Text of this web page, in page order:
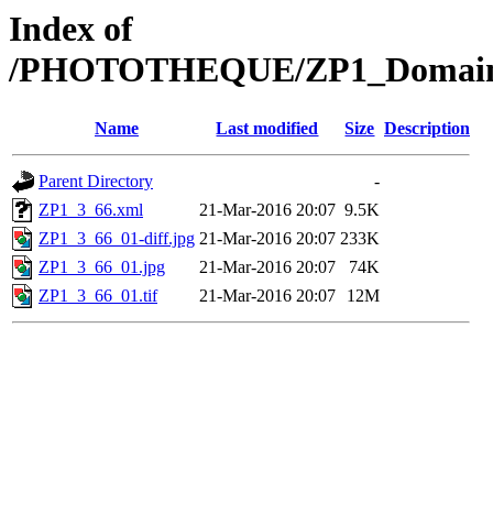
Index of
/PHOTOTHEQUE/
Name Last modified Size Description
Parent Directory
-
ZP1_3_66.xml
21-Mar-2016 20:07 9.5K
ZP1_3_66_01-diff.jpg 21-Mar-2016 20:07 233K
ZP1_3_66_01.jpg
21-Mar-2016 20:07
74K
ZP1_3_66_01.tif
21-Mar-2016 20:07 12M